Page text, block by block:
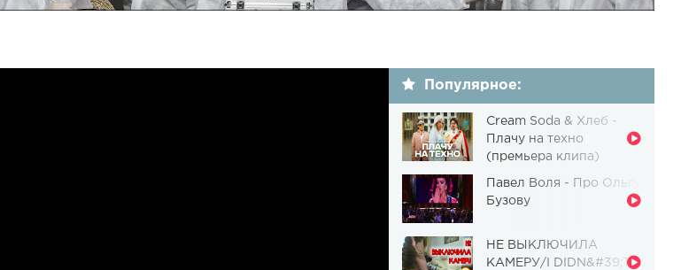
Популярное:
Cream Soda & Хлеб -
Плачу на техно
(премьера клипа)
Павел Воля - Про Ольгу
Бузову
НЕ ВЫКЛЮЧИЛА
КАМЕРУ/I DIDN&#39;T